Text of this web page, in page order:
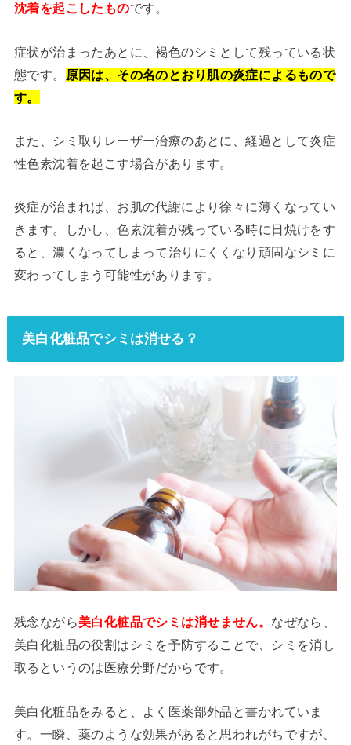
沈着を起こしたものです。
症状が治まったあとに、褐色のシミとして残っている状
態です。
原因は、その名のとおり肌の炎症によるもので
す。
また、シミ取りレーザー治療のあとに、経過として炎症
性色素沈着を起こす場合があります。
炎症が治まれば、お肌の代謝により徐々に薄くなってい
きます。しかし、色素沈着が残っている時に日焼けをす
ると、濃くなってしまって治りにくくなり頑固なシミに
変わってしまう可能性があります。
美白化粧品でシミは消せる？
残念ながら美白化粧品でシミは消せません。 なぜなら、
美白化粧品の役割はシミを予防することで、シミを消し
取るというのは医療分野だからです。
美白化粧品をみると、よく医薬部外品と書かれていま
す。一瞬、薬のような効果があると思われがちですが、